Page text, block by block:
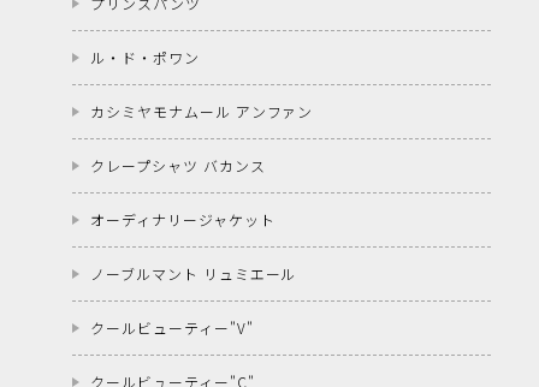
ル・ド・ポワン
カシミヤモナムール アンファン
クレープシャツ バカンス
オーディナリージャケット
ノーブルマント リュミエール
クールビューティー"V"
クールビューティー"C"